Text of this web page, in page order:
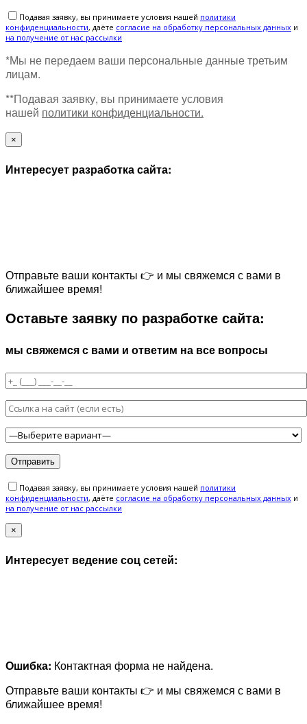
Подавая заявку, вы принимаете условия нашей политики
конфиденциальности, даёте cогласие на обработку персональных данных и
на получение от нас рассылки
*Мы не передаем ваши персональные данные третьим
лицам.
**Подавая заявку, вы принимаете условия
нашей политики конфиденциальности.
×
Интересует разработка сайта:
Отправьте ваши контакты 👉 и мы свяжемся с вами в
ближайшее время!
Оставьте заявку по разработке сайта:
мы свяжемся с вами и ответим на все вопросы
Подавая заявку, вы принимаете условия нашей политики
конфиденциальности, даёте cогласие на обработку персональных данных и
на получение от нас рассылки
×
Интересует ведение соц сетей:
Ошибка: Контактная форма не найдена.
Отправьте ваши контакты 👉 и мы свяжемся с вами в
ближайшее время!